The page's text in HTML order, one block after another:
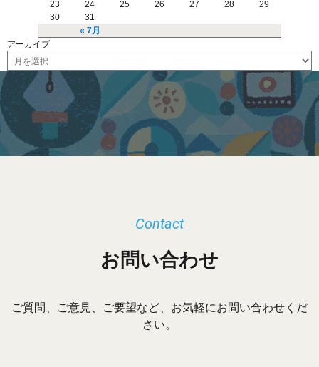
« 7月
23
24 25 26 27 28
29
30
31
アーカイブ
ー
ブ
お問い合わせ
Contact
ご質問、ご意見、ご要望など、お気軽にお問い合わせくだ
さい。